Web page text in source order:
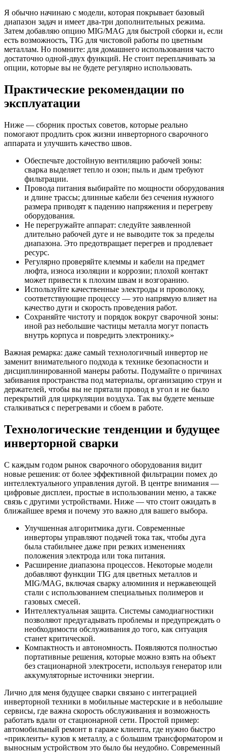
Я обычно начинаю с модели, которая покрывает базовый
диапазон задач и имеет два-три дополнительных режима.
Затем добавляю опцию MIG/MAG для быстрой сборки и, если
есть возможность, TIG для чистовой работы по цветным
металлам. Но помните: для домашнего использования часто
достаточно одной-двух функций. Не стоит переплачивать за
опции, которые вы не будете регулярно использовать.
Практические рекомендации по
эксплуатации
Ниже — сборник простых советов, которые реально
помогают продлить срок жизни инверторного сварочного
аппарата и улучшить качество швов.
Обеспечьте достойную вентиляцию рабочей зоны:
сварка выделяет тепло и озон; пыль и дым требуют
фильтрации.
Провода питания выбирайте по мощности оборудования
и длине трассы; длинные кабели без сечения нужного
размера приводят к падению напряжения и перегреву
оборудования.
Не перегружайте аппарат: следуйте заявленной
длительно рабочей дуге и не выводите ток за пределы
диапазона. Это предотвращает перегрев и продлевает
ресурс.
Регулярно проверяйте клеммы и кабели на предмет
люфта, износа изоляции и коррозии; плохой контакт
может привести к плохим швам и возгоранию.
Используйте качественные электроды и проволоку,
соответствующие процессу — это напрямую влияет на
качество дуги и скорость проведения работ.
Сохраняйте чистоту и порядок вокруг сварочной зоны:
иной раз небольшие частицы металла могут попасть
внутрь корпуса и повредить электронику.»
Важная ремарка: даже самый технологичный инвертор не
заменит внимательного подхода к технике безопасности и
дисциплинированной манеры работы. Подумайте о причинах
забивания пространства под материалы, организацию струн и
держателей, чтобы вы не прятали провод в угол и не было
перекрытий для циркуляции воздуха. Так вы будете меньше
сталкиваться с перегревами и сбоем в работе.
Технологические тенденции и будущее
инверторной сварки
С каждым годом рынок сварочного оборудования видит
новые решения: от более эффективной фильтрации помех до
интеллектуального управления дугой. В центре внимания —
цифровые дисплеи, простые в использовании меню, а также
связь с другими устройствами. Ниже — что стоит ожидать в
ближайшее время и почему это важно для вашего выбора.
Улучшенная алгоритмика дуги. Современные
инверторы управляют подачей тока так, чтобы дуга
была стабильнее даже при резких изменениях
положения электрода или тока питания.
Расширение диапазона процессов. Некоторые модели
добавляют функции TIG для цветных металлов и
MIG/MAG, включая сварку алюминия и нержавеющей
стали с использованием специальных полимеров и
газовых смесей.
Интеллектуальная защита. Системы самодиагностики
позволяют предугадывать проблемы и предупреждать о
необходимости обслуживания до того, как ситуация
станет критической.
Компактность и автономность. Появляются полностью
портативные решения, которые можно взять на объект
без стационарной электросети, используя генератор или
аккумуляторные источники энергии.
Лично для меня будущее сварки связано с интеграцией
инверторной техники в мобильные мастерские и в небольшие
сервисы, где важна скорость обслуживания и возможность
работать вдали от стационарной сети. Простой пример:
автомобильный ремонт в гараже клиента, где нужно быстро
«приклеить» кузов к металлу, а с большим трансформатором и
выносным устройством это было бы неудобно. Современный